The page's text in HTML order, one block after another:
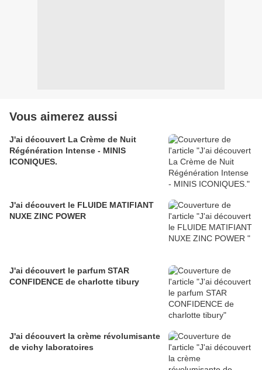
Vous aimerez aussi
J'ai découvert La Crème de Nuit
Régénération Intense - MINIS
ICONIQUES.
J'ai découvert le FLUIDE MATIFIANT
NUXE ZINC POWER
J'ai découvert le parfum STAR
CONFIDENCE de charlotte tibury
J'ai découvert la crème révolumisante
de vichy laboratoires